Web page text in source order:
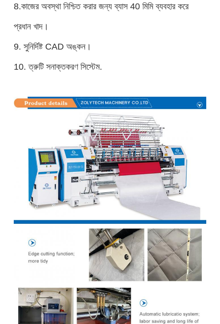
8.কাজের অবস্থা নিশ্চিত করার জন্য ব্যাস 40 মিমি ব্যবহার করে
প্রধান খাদ।
9. সুনির্দিষ্ট CAD অঙ্কন।
10. ত্রুটি সনাক্তকরণ সিস্টেম.